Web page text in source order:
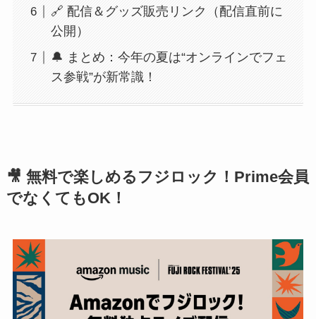
🔗 配信＆グッズ販売リンク（配信直前に
公開）
🔔 まとめ：今年の夏は“オンラインでフェ
ス参戦”が新常識！
🎥 無料で楽しめるフジロック！Prime会員
でなくてもOK！